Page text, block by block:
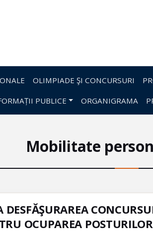
OLIMPIADE ŞI CONCURSURI
PUBLICE ORGANIGRAMA
Mobilitate
DESFĂŞURAREA
OCUPAREA